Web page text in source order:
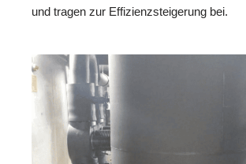
und tragen zur Effizienzsteigerung bei.